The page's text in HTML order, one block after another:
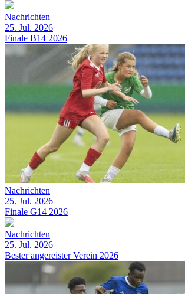
Nachrichten
25. Jul. 2026
Finale B14 2026
Nachrichten
25. Jul. 2026
Finale G14 2026
Nachrichten
25. Jul. 2026
Bester angereister Verein 2026